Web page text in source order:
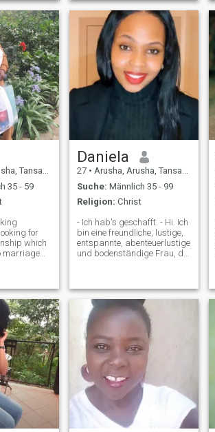
I have
and I
Kultur und Werte. Ich liebe
Musik, gutes Essen, tiefe
Gespräche und spontane
Abenteuer. Familie bedeutet
mir alles und ich liebe
einfache Momente mit dem
Ich liebe
Tansania
35 - 59
for
which
marriage
living in
Daniela
27 • Arusha, Arusha, Tansania
Suche: Männlich 35 - 99
Religion: Christ
- Ich hab's geschafft. - Hi. Ich
bin eine freundliche, lustige,
entspannte, abenteuerlustige
und bodenständige Frau, die
eines tollen Gesprächs und
eines guten Lachens mit
Familie und Freunden. Ob es
Spaziergänge sind, ein
neues Rezept
auszuprobieren oder eine
gute Serie zu genießen, ich
liebe es, Momente zu teilen,
die wichtig sind.